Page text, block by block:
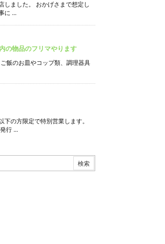
しました。 おかげさまで想定し
に ...
の物品のフリマやります
飯のお皿やコップ類、調理器具
下の方限定で特別営業します。
行 ...